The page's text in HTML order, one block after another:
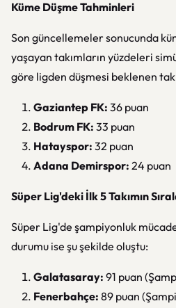
Küme Düşme Tahminleri
Son güncellemeler sonucunda
yaşayan takımların yüzdeleri
göre ligden düşmesi beklenen
Gaziantep FK: 36 puan
Bodrum FK: 33 puan
Hatayspor: 32 puan
Adana Demirspor: 24 puan
Süper Lig'deki İlk 5 Takımın
Süper Lig'de şampiyonluk
durumu ise şu şekilde oluştu:
Galatasaray: 91 puan
Fenerbahçe: 89 puan